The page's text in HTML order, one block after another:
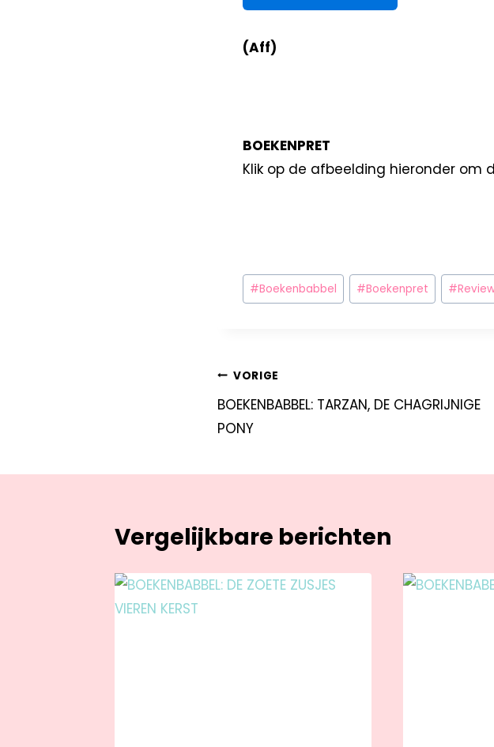
(Aff)
BOEKENPRET
Klik op de afbeelding hieronder om
#Boekenbabbel #Boekenpret #
VORIGE
BOEKENBABBEL: TARZAN, DE CHAGRIJNIGE
PONY
Vergelijkbare berichten